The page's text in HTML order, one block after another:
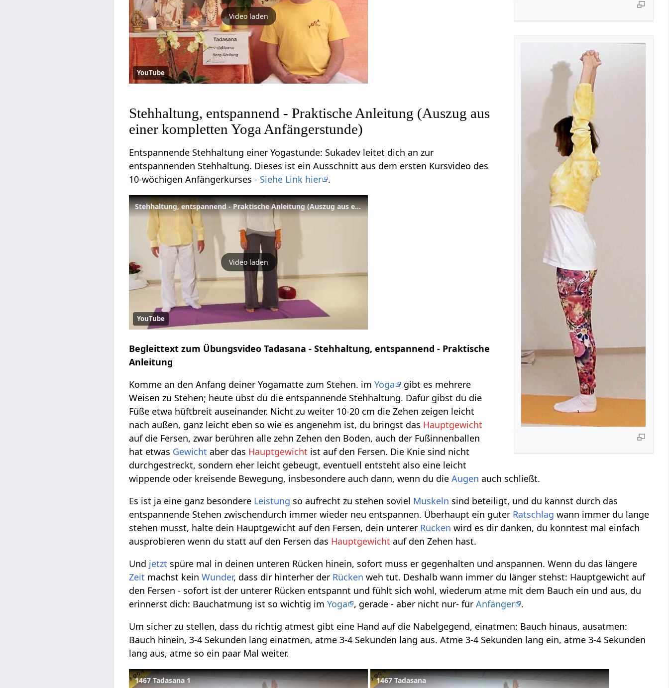
Video laden
YouTube
Stehhaltung, entspannend - Praktische Anleitung (Auszug aus
einer kompletten Yoga Anfängerstunde)
Entspannende Stehhaltung einer Yogastunde: Sukadev leitet dich an zur
entspannenden Stehhaltung. Dieses ist ein Ausschnitt aus dem ersten Kursvideo des
10-wöchigen Anfängerkurses- Siehe Link hier .
Stehhaltung, entspannend - Praktische Anleitung (Auszug aus einer kompletten Yoga Anfängerstunde)
Video laden
YouTube
Begleittext zum Übungsvideo Tadasana - Stehhaltung, entspannend - Praktische
Anleitung
Komme an den Anfang deiner Yogamatte zum Stehen. imYoga
gibt es mehrere
Weisen zu Stehen; heute übst du die entspannende Stehhaltung. Dafür gibst du die
Füße etwa hüftbreit auseinander. Nicht zu weiter 10-20 cm die Zehen zeigen leicht
nach außen, ganz leicht eben so wie es angenehm ist, du bringst das Hauptgewicht
auf die Fersen, zwar berühren alle zehn Zehen den Boden, auch der Fußinnenballen
hat etwas Gewicht aber das Hauptgewicht ist auf den Fersen. Die Knie sind nicht
durchgestreckt, sondern eher leicht gebeugt, eventuell entsteht also eine leicht
wippende oder kreisende Bewegung, insbesondere auch dann, wenn du dieAugen auch schließt.
Es ist ja eine ganz besondere Leistung so aufrecht zu stehen soviel Muskeln sind beteiligt, und du kannst durch das
entspannende Stehen zwischendurch immer wieder neu entspannen. Überhaupt ein guter Ratschlag wann immer du lange
stehen musst, halte dein Hauptgewicht auf den Fersen, dein unterer Rücken wird es dir danken, du könntest mal einfach
ausprobieren wenn du statt auf den Fersen das Hauptgewicht auf den Zehen hast.
Und jetzt spüre mal in deinen unteren Rücken hinein, sofort muss er gegenhalten und anspannen. Wenn du das längere
Zeit machst keinWunder, dass dir hinterher der Rücken weh tut. Deshalb wann immer du länger stehst: Hauptgewicht auf
den Fersen - sofort ist der unterer Rücken entspannt und fühlt sich wohl, wiederum atme mit dem Bauch ein und aus, du
erinnerst dich: Bauchatmung ist so wichtig imYoga , gerade - aber nicht nur- fürAnfänger .
Um sicher zu stellen, dass du richtig atmest gibt eine Hand auf die Nabelgegend, einatmen: Bauch hinaus, ausatmen:
Bauch hinein, 3-4 Sekunden lang einatmen, atme 3-4 Sekunden lang aus. Atme 3-4 Sekunden lang ein, atme 3-4 Sekunden
lang aus, atme so ein paar Mal weiter.
1467 Tadasana 1 1467 Tadasana